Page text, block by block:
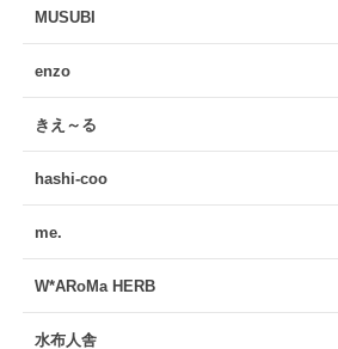
MUSUBI
enzo
きえ～る
hashi-coo
me.
W*ARoMa HERB
水布人舎